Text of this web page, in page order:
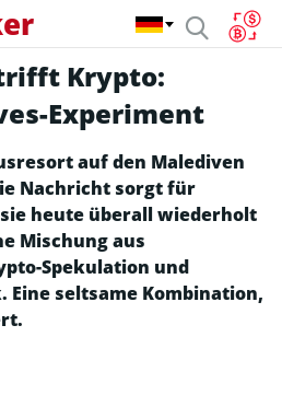
Krypto:
Experiment
auf den Malediven
Nachricht sorgt für
heute überall wiederholt
Mischung aus
Spekulation und
seltsame Kombination,